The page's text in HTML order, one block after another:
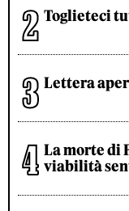
Toglieteci
Lettera
La morte di
viabilità